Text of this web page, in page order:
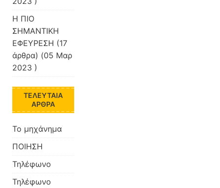
Η ΠΙΟ
ΣΗΜΑΝΤΙΚΗ
ΕΦΕΥΡΕΣΗ (17
άρθρα) (05 Μαρ
2023 )
ΤΕΛΕΥΤΑΊΑ
ΆΡΘΡΑ
Το μηχάνημα
ΠΟΙΗΣΗ
Τηλέφωνο
Τηλέφωνο